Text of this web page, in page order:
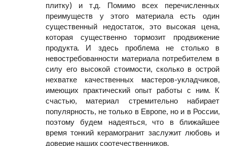
плитку) и т.д. Помимо всех перечисленных
преимуществ у этого материала есть один
существенный недостаток, это высокая цена,
которая существенно тормозит продвижение
продукта. И здесь проблема не столько в
невостребованности материала потребителем в
силу его высокой стоимости, сколько в острой
нехватке качественных мастеров-укладчиков,
имеющих практический опыт работы с ним. К
счастью, материал стремительно набирает
популярность, не только в Европе, но и в России,
поэтому будем надеяться, что в ближайшее
время тонкий керамогранит заслужит любовь и
доверие наших соотечественников.